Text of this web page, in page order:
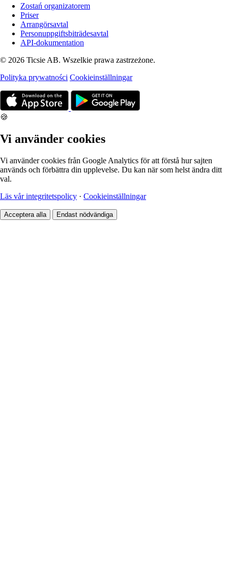
Zostań organizatorem
Priser
Arrangörsavtal
Personuppgiftsbiträdesavtal
API-dokumentation
© 2026 Ticsie AB. Wszelkie prawa zastrzeżone.
Polityka prywatności Cookieinställningar
🍪
Vi använder cookies
Vi använder cookies från Google Analytics för att förstå hur sajten
används och förbättra din upplevelse. Du kan när som helst ändra ditt
val.
Läs vår integritetspolicy · Cookieinställningar
Acceptera alla Endast nödvändiga